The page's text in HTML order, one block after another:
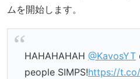
ムを開始します。
HAHAHAHAH @KavosYT
people SIMPS!https://t.co/